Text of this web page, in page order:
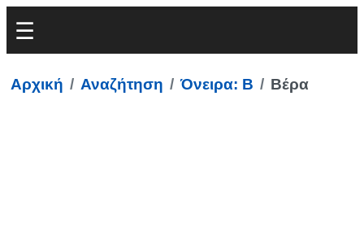
Αρχική Αναζήτηση Όνειρα: Β Βέρα